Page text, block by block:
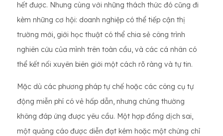
hết được. Nhưng cùng với những thách thức đó cũng đi
kèm những cơ hội: doanh nghiệp có thể tiếp cận thị
trường mới, giới học thuật có thể chia sẻ công trình
nghiên cứu của mình trên toàn cầu, và các cá nhân có
thể kết nối xuyên biên giới một cách rõ ràng và tự tin.
Mặc dù các phương pháp tự chế hoặc các công cụ tự
động miễn phí có vẻ hấp dẫn, nhưng chúng thường
không đáp ứng được yêu cầu. Một hợp đồng dịch sai,
một quảng cáo được diễn đạt kém hoặc một chứng chỉ